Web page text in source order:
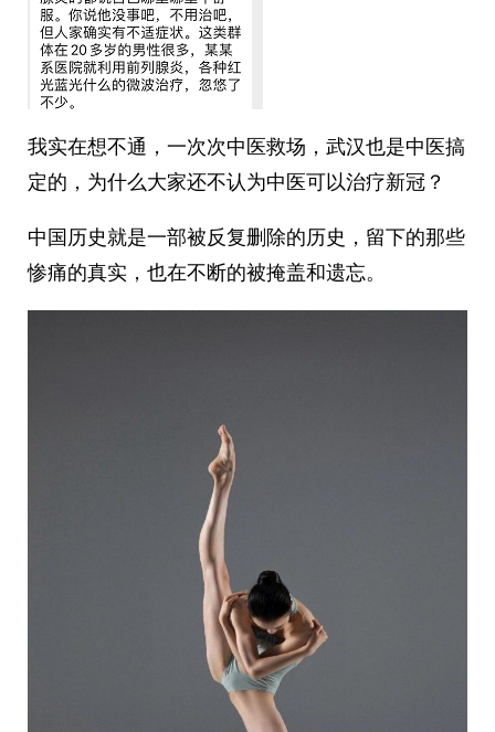
我实在想不通，一次次中医救场，武汉也是中医搞
定的，为什么大家还不认为中医可以治疗新冠？
中国历史就是一部被反复删除的历史，留下的那些
惨痛的真实，也在不断的被掩盖和遗忘。